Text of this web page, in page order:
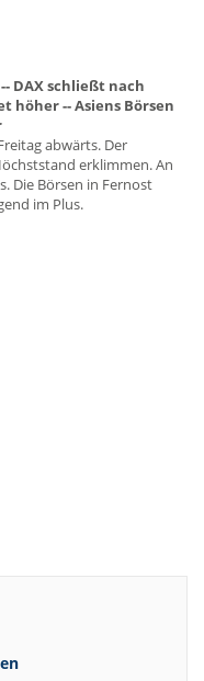
DAX schließt nach
höher -- Asiens Börsen
abwärts. Der
erklimmen. An
Die Börsen in Fernost
im Plus.